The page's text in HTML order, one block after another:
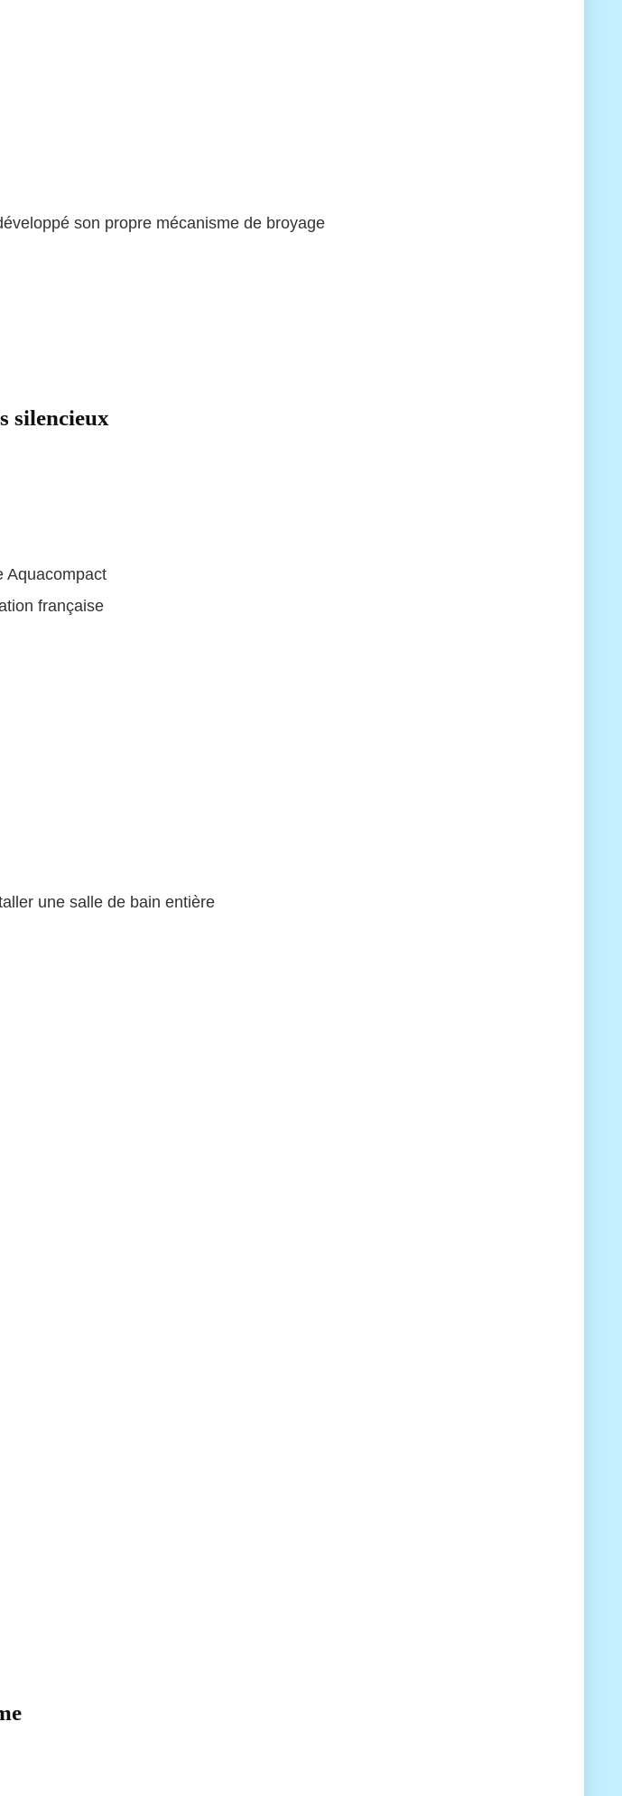
son propre mécanisme de broyage
silencieux
Aquacompact
française
une salle de bain entière